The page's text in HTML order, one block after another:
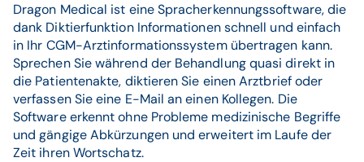
Dragon Medical ist eine Spracherkennungssoftware, die
dank Diktierfunktion Informationen schnell und einfach
in Ihr CGM-Arztinformationssystem übertragen kann.
Sprechen Sie während der Behandlung quasi direkt in
die Patientenakte, diktieren Sie einen Arztbrief oder
verfassen Sie eine E-Mail an einen Kollegen. Die
Software erkennt ohne Probleme medizinische Begriffe
und gängige Abkürzungen und erweitert im Laufe der
Zeit ihren Wortschatz.